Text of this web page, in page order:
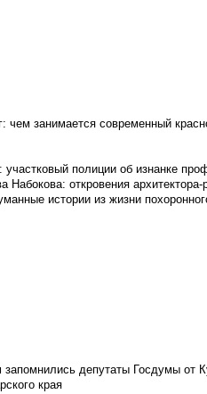
занимается современный
полиции об изнанке
откровения
истории из жизни
депутаты Госдумы от
края